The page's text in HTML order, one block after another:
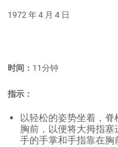
1972 年 4 月 4 日
时间： 11分钟
指示：
以轻松的姿势坐着，
胸前，以便将大拇指
手的手掌和手指靠在胸